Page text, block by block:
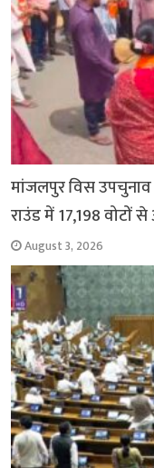
मांजलपुर विस उपचुनाव
राउंड में 17,198 वोटों
August 3, 2026